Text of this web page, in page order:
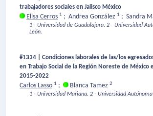
trabajadores sociales en Jalisco México
Elisa Cerros 1 ; Andrea González 1 ; Sandra
1 - Universidad de Guadalajara. 2 - Universidad
León.
#1334 | Condiciones laborales de las/los
en Trabajo Social de la Región Noreste de México
2015-2022
Carlos Lasso 1 ; Blanca Tamez 2
1 - Universidad Mariana. 2 - Universidad Autónoma